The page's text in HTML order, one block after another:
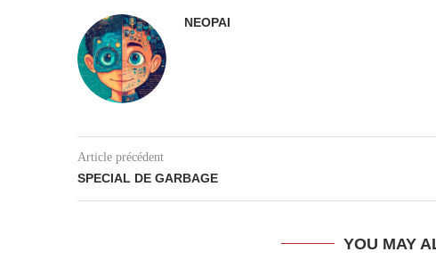
NEOPAI
Article précédent
SPECIAL DE GARBAGE
YOU MAY